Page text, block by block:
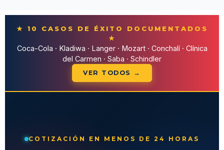
★ 10 CASOS DE ÉXITO DOCUMENTADOS
★
Coca-Cola · Kladiwa · Langer · Mozart · Conchalí · Clínica
del Carmen · Saba · Schindler
VER TODOS →
COTIZACIÓN EN MENOS DE 24 HORAS